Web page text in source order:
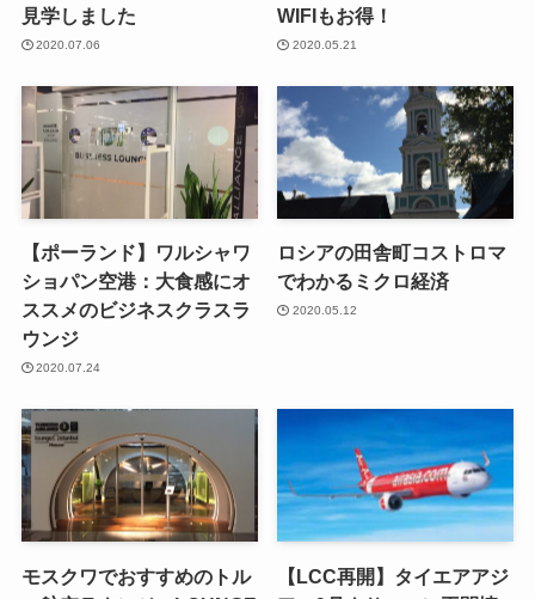
見学しました
2020.07.06
WIFIもお得！
2020.05.21
【ポーランド】ワルシャワ
ショパン空港：大食感にオ
ススメのビジネスクラスラ
ウンジ
2020.07.24
ロシアの田舎町コストロマ
でわかるミクロ経済
2020.05.12
モスクワでおすすめのトル
【LCC再開】タイエアアジ